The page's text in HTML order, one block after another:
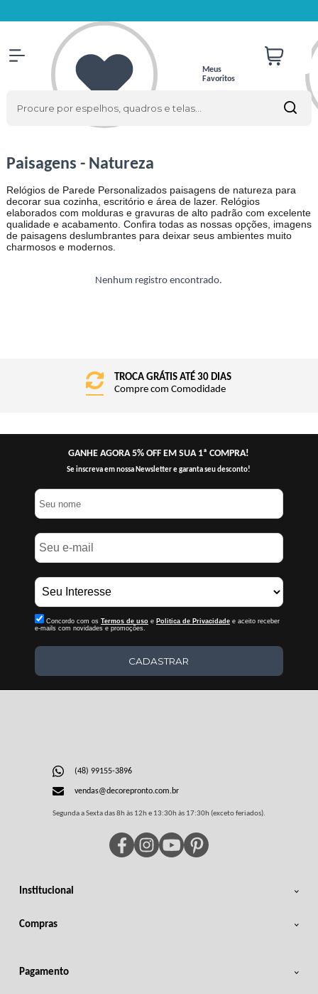
Meus
Favoritos
Paisagens - Natureza
Relógios de Parede Personalizados paisagens de natureza para
decorar sua cozinha, escritório e área de lazer. Relógios
elaborados com molduras e gravuras de alto padrão com excelente
qualidade e acabamento. Confira todas as nossas opções, imagens
de paisagens deslumbrantes para deixar seus ambientes muito
charmosos e modernos.
Nenhum registro encontrado.
TROCA GRÁTIS ATÉ 30 DIAS
Compre com Comodidade
GANHE AGORA 5% OFF EM SUA 1ª COMPRA!
Se inscreva em nossa Newsletter e garanta seu desconto!
Concordo com os Termos de uso e Politica de Privacidadee aceito receber
e-mails com novidades e promoções.
CADASTRAR
Institucional
Compras
(48) 99155-3896
vendas@decorepronto.com.br
Segunda a Sexta das 8h às 12h e 13:30h às 17:30h (exceto feriados).
Pagamento